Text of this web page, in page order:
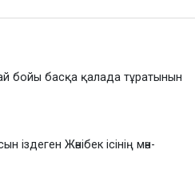
ай бойы басқа қалада тұратынын
Жәнібек ісінің мән-